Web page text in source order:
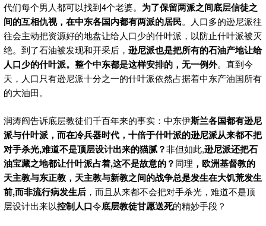
代们每个男人都可以找到4个老婆。 为了保留两派之间底层信徒之
间的互相仇视，在中东各国内都有两派的居民。人口多的逊尼派往
往会主动把资源好的地盘让给人口少的什叶派，以防止什叶派被灭
绝。到了石油被发现和开采后， 逊尼派也是把所有的石油产地让给
人口少的什叶派。整个中东都是这样安排的，无一例外。直到今
天，人口只有逊尼派十分之一的什叶派依然占据着中东产油国所有
的大油田。
润涛阎告诉底层教徒们千百年来的事实：中东伊斯兰各国都有逊尼
派与什叶派，而在冷兵器时代，十倍于什叶派的逊尼派从来都不把
对手杀光,难道不是顶层设计出来的猫腻？非但如此,逊尼派还把石
油宝藏之地都让什叶派占着,这不是故意的？同理 ，欧洲基督教的
天主教与东正教，天主教与新教之间的战争总是发生在大饥荒发生
前,而非流行病发生后 ，而且从来都不会把对手杀光，难道不是顶
层设计出来以控制人口令底层教徒甘愿送死的精妙手段？